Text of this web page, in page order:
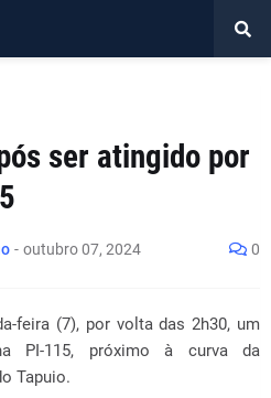
ser atingido por
- outubro 07, 2024 0
feira (7), por volta das 2h30, um
PI-115, próximo à curva da
Tapuio.